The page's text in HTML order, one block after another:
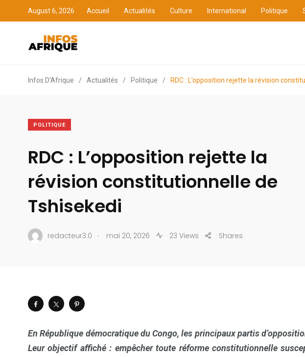
August 6, 2026 Accueil Actualités Culture International Politique
Infos D'Afrique / Actualités / Politique / RDC : L’opposition rejette la révision
POLITIQUE
RDC : L’opposition rejette la
révision constitutionnelle de
Tshisekedi
redacteur3.0 . mai 20, 2026 23 Views Shares
En République démocratique du Congo, les principaux partis
Leur objectif affiché : empêcher toute réforme constitutionnelle